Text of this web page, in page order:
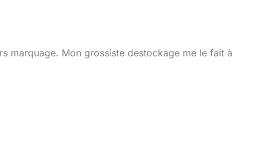
marquage. Mon grossiste destockage me le fait à